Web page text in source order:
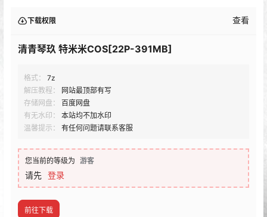
下载权限 查看
清青琴玖 特米米COS[22P-391MB]
格式：
7z
解压教程：
网站最顶部有写
存储网盘：
百度网盘
有无水印：
本站均不加水印
温馨提示：
有任何问题请联系客服
您当前的等级为 游客
请先 登录
前往下载